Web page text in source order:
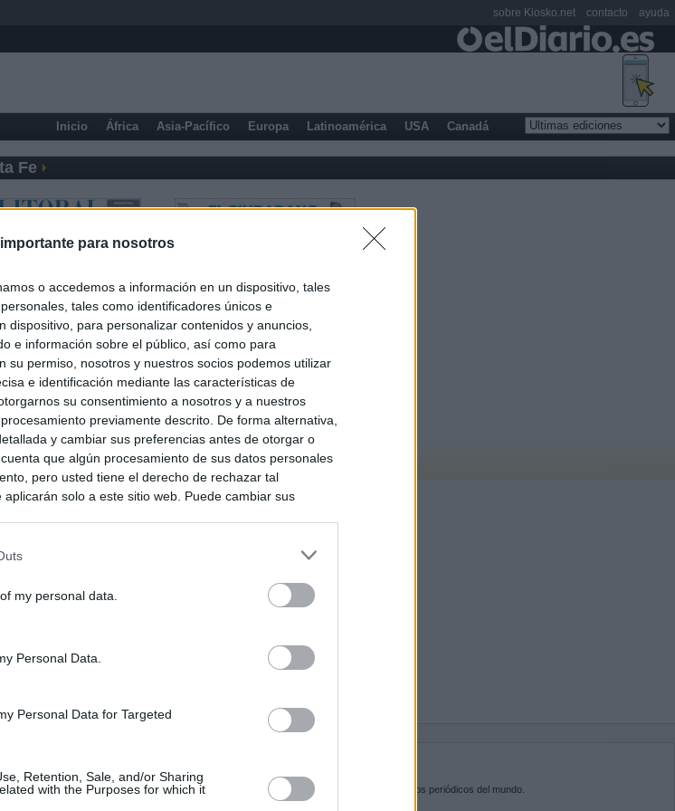
para nosotros
o accedemos a información en un dispositivo, tales
tales como identificadores únicos e
dispositivo, para personalizar contenidos y anuncios,
e información sobre el público, así como para
su permiso, nosotros y nuestros socios podemos utilizar
e identificación mediante las características de
su consentimiento a nosotros y a nuestros
previamente descrito. De forma alternativa,
y cambiar sus preferencias antes de otorgar o
que algún procesamiento de sus datos personales
pero usted tiene el derecho de rechazar tal
solo a este sitio web. Puede cambiar sus
my personal data.
Personal Data.
Personal Data for Targeted
Retention, Sale, and/or Sharing
with the Purposes for which it
Inicio África Asia-Pacífico Europa Latinoamérica USA Canadá
Fe
del ático: "Lo que no se dice es
presidenta"
Kiosko.net es la puerta de entrada a los periódicos del mundo.
sobre Kiosko.net contacto ayuda